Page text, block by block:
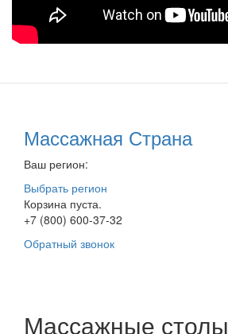
Массажная Страна
Ваш регион:
Выбрать регион
Корзина пуста.
+7 (800) 600-37-32
Обратный звонок
Массажные столы